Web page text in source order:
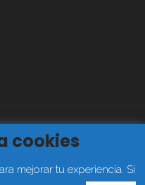
| Política de Cookies
cookies
mejorar tu experiencia. Si